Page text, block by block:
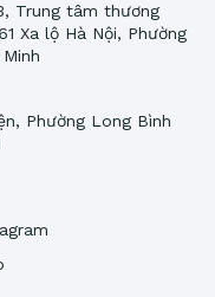
Phường Long Bình
Trung tâm thương
Xa lộ Hà Nội, Phường